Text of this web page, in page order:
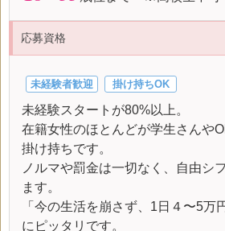
応募資格
未経験者歓迎 掛け持ちOK
未経験スタートが80%以上。
在籍女性のほとんどが学生さんや
掛け持ちです。
ノルマや罰金は一切なく、自由シ
ます。
「今の生活を崩さず、1日４〜5万
にピッタリです。